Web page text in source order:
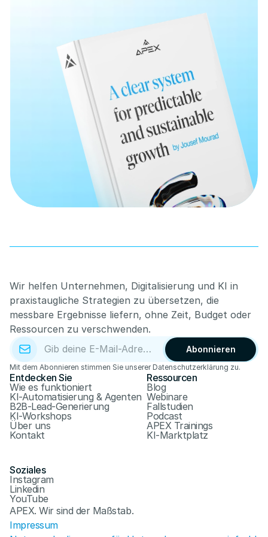
gerade noch ein bisschen hakt. Viel Spaß beim
Wir helfen Unternehmen, Digitalisierung und KI in
praxistaugliche Strategien zu übersetzen, die
messbare Ergebnisse liefern, ohne Zeit, Budget oder
Ressourcen zu verschwenden.
Abonnieren
Mit dem Abonnieren stimmen Sie unserer Datenschutzerklärung zu.
Entdecken Sie
Wie es funktioniert
KI-Automatisierung & Agenten
B2B-Lead-Generierung
KI-Workshops
Über uns
Kontakt
Ressourcen
Blog
Webinare
Fallstudien
Podcast
APEX Trainings
KI-Marktplatz
Soziales
Instagram
Linkedin
YouTube
APEX. Wir sind der Maßstab.
Impressum